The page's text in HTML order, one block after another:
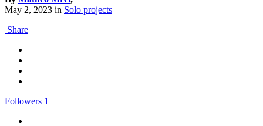
May 2, 2023 in Solo projects
Share
Followers 1